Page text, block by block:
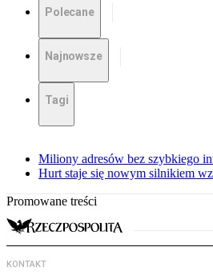
Polecane
Najnowsze
Tagi
Miliony adresów bez szybkiego
Hurt staje się nowym silnikiem
Promowane treści
KONTAKT